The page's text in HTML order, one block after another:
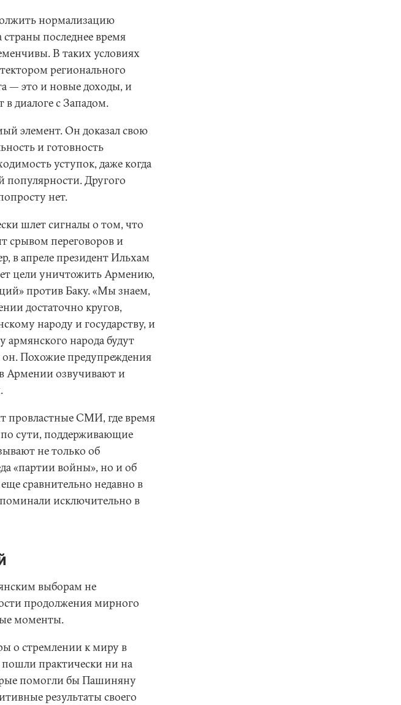
нормализацию
последнее время
В таких условиях
регионального
— это и новые доходы, и
диалоге с Западом.
элемент. Он доказал свою
и готовность
уступок, даже когда
популярности. Другого
нет.
шлет сигналы о том, что
срывом переговоров и
в апреле президент Ильхам
цели уничтожить Армению,
против Баку. «Мы знаем,
достаточно кругов,
народу и государству, и
армянского народа будут
Похожие предупреждения
Армении озвучивают и
провластные СМИ, где время
сути, поддерживающие
не только об
«партии войны», но и об
сравнительно недавно в
исключительно в
выборам не
продолжения мирного
моменты.
о стремлении к миру в
пошли практически ни на
помогли бы Пашиняну
результаты своего